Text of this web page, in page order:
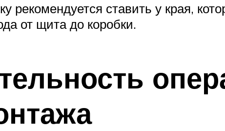
рекомендуется ставить у края,
от щита до коробки.